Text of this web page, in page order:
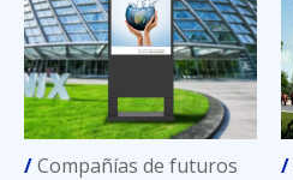
/Compañías de futuros /